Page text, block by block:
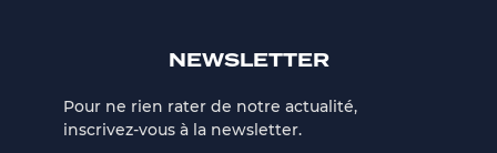
NEWSLETTER
Pour ne rien rater de notre actualité,
inscrivez-vous à la newsletter.